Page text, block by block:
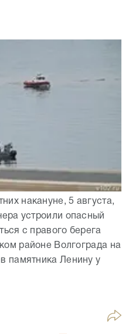
накануне, 5 августа,
устроили опасный
с правого берега
районе Волгограда на
памятника Ленину у